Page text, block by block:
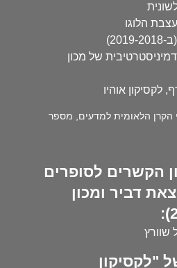
הלוגו
של מכון
לקסיקון אוהיו
הקרן הלאומית למדעים, מספר
הקשרים לסופרים
דביר ומכון
שוורץ
"לקסיקון